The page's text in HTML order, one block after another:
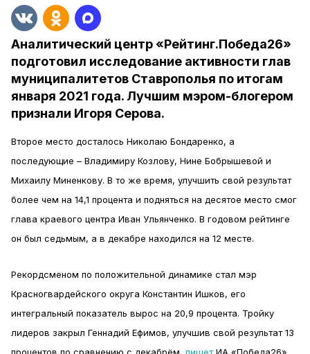
Аналитический центр «Рейтинг.Победа26»
подготовил исследование активности глав
муниципалитетов Ставрополья по итогам
января 2021 года. Лучшим мэром-блогером
признали Игоря Серова.
Второе место досталось Николаю Бондаренко, а
последующие – Владимиру Козлову, Нине Бобрышевой и
Михаилу Миненкову. В то же время, улучшить свой результат
более чем на 14,1 процента и подняться на десятое место смог
глава краевого центра Иван Ульянченко. В годовом рейтинге
он был седьмым, а в декабре находился на 12 месте.
Рекордсменом по положительной динамике стал мэр
Красногвардейского округа Константин Ишков, его
интегральный показатель вырос на 20,9 процента. Тройку
лидеров закрыл Геннадий Ефимов, улучшив свой результат 13